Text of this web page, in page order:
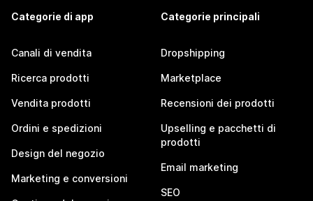
Categorie di app
Canali di vendita
Ricerca prodotti
Vendita prodotti
Ordini e spedizioni
Design del negozio
Marketing e conversioni
Categorie principali
Dropshipping
Marketplace
Recensioni dei prodotti
Upselling e pacchetti di
prodotti
Email marketing
SEO